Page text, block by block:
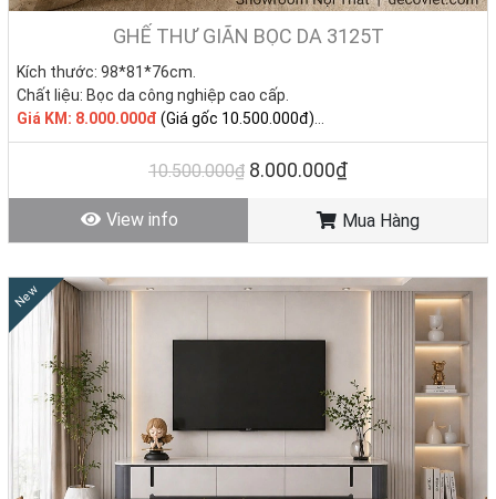
GHẾ THƯ GIÃN BỌC DA 3125T
Kích thước: 98*81*76cm.
Chất liệu: Bọc da công nghiệp cao cấp.
Giá KM: 8.000.000đ (Giá gốc 10.500.000đ)
Tình trạng: Hàng mới - Còn hàng
10.500.000₫ 8.000.000₫
View info Mua Hàng
New